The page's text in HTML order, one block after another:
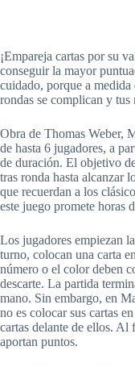
¡Empareja cartas por su
conseguir la mayor
cuidado, porque a medida
rondas se complican y tus
Obra de Thomas Weber,
de hasta 6 jugadores, a
de duración. El objetivo
tras ronda hasta alcanzar
que recuerdan a los
este juego promete horas
Los jugadores empiezan
turno, colocan una carta
número o el color deben
descarte. La partida
mano. Sin embargo, en
no es colocar sus cartas
cartas delante de ellos. Al
aportan puntos.